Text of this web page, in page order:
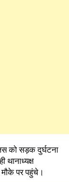
को सड़क दुर्घटना
पर पहुंचे।